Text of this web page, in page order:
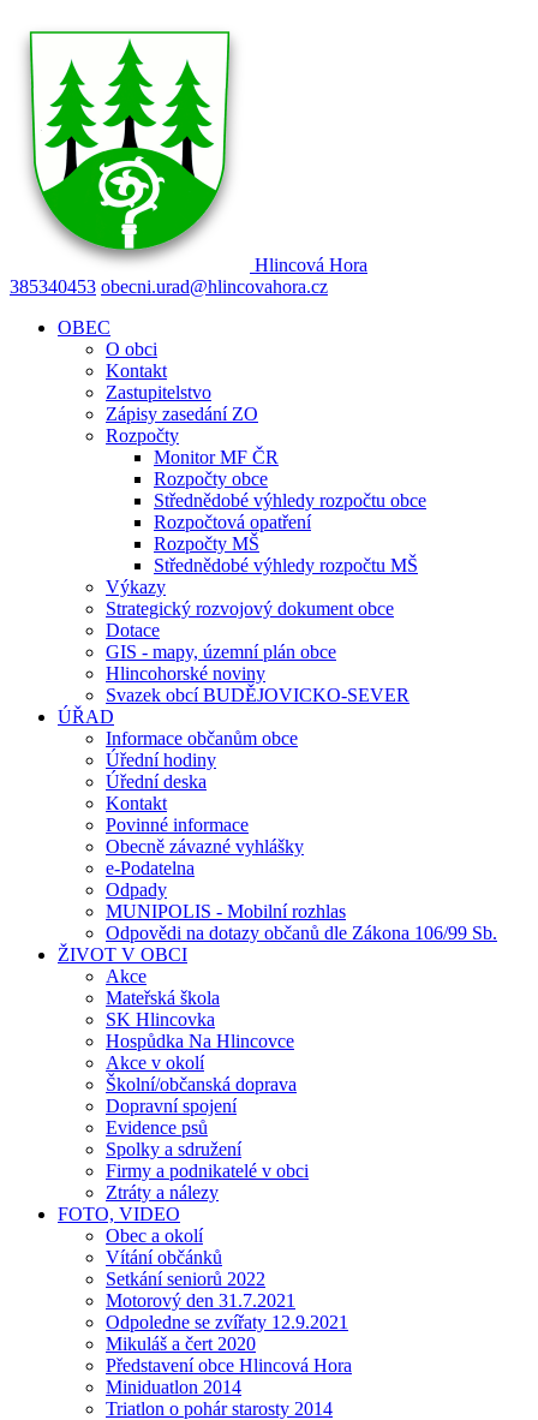
Hlincová Hora
385340453 obecni.urad@hlincovahora.cz
OBEC
O obci
Kontakt
Zastupitelstvo
Zápisy zasedání ZO
Rozpočty
Monitor MF ČR
Rozpočty obce
Střednědobé výhledy rozpočtu obce
Rozpočtová opatření
Rozpočty MŠ
Střednědobé výhledy rozpočtu MŠ
Výkazy
Strategický rozvojový dokument obce
Dotace
GIS - mapy, územní plán obce
Hlincohorské noviny
Svazek obcí BUDĚJOVICKO-SEVER
ÚŘAD
Informace občanům obce
Úřední hodiny
Úřední deska
Kontakt
Povinné informace
Obecně závazné vyhlášky
e-Podatelna
Odpady
MUNIPOLIS - Mobilní rozhlas
Odpovědi na dotazy občanů dle Zákona 106/99 Sb.
ŽIVOT V OBCI
Akce
Mateřská škola
SK Hlincovka
Hospůdka Na Hlincovce
Akce v okolí
Školní/občanská doprava
Dopravní spojení
Evidence psů
Spolky a sdružení
Firmy a podnikatelé v obci
Ztráty a nálezy
FOTO, VIDEO
Obec a okolí
Vítání občánků
Setkání seniorů 2022
Motorový den 31.7.2021
Odpoledne se zvířaty 12.9.2021
Mikuláš a čert 2020
Představení obce Hlincová Hora
Miniduatlon 2014
Triatlon o pohár starosty 2014